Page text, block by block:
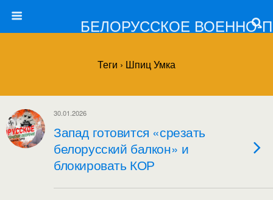
БЕЛОРУССКОЕ ВОЕННО-
Теги › Шпиц Умка
30.01.2026
Запад готовится «срезать
белорусский балкон» и
блокировать КОР